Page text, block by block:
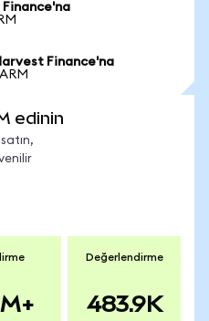
Finance'na
edinin
Değerlendirme
483.9K